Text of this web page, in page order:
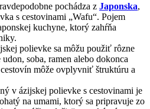
pochádza z Japonska,
s cestovinami „Wafu“. Pojem
kuchyne, ktorý zahŕňa
polievke sa môžu použiť rôzne
soba, ramen alebo dokonca
môže ovplyvniť štruktúru a
v ázijskej polievke s cestovinami je
na umami, ktorý sa pripravuje zo